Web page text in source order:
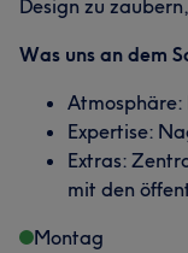
Design zu
Was uns an dem
Atmosphäre:
Expertise:
Extras:
mit den
Montag